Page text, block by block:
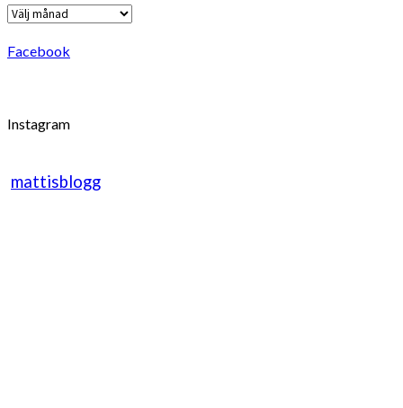
Arkiv
Facebook
Instagram
mattisblogg